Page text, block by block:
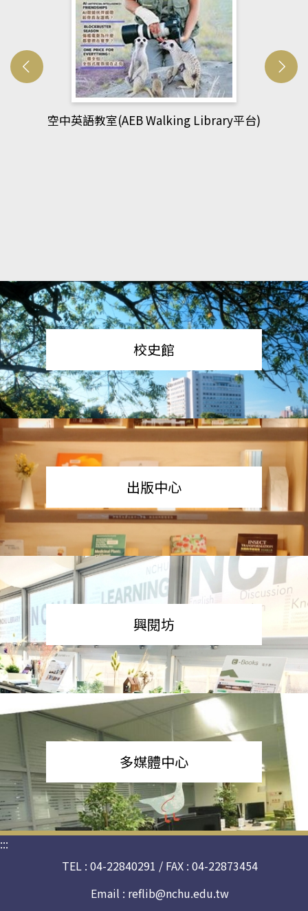
網管人(kono平台)
校史館
出版中心
興閱坊
多媒體中心
:::
TEL : 04-22840291 / FAX : 04-22873454
Email : reflib@nchu.edu.tw